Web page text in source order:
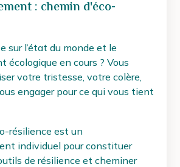
: chemin d'éco-
sur l’état du monde et le
écologique en cours ? Vous
votre tristesse, votre colère,
engager pour ce qui vous tient
résilience est un
individuel pour constituer
de résilience et cheminer